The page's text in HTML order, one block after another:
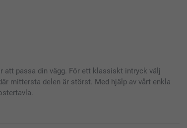
att passa din vägg. För ett klassiskt intryck välj
mittersta delen är störst. Med hjälp av vårt enkla